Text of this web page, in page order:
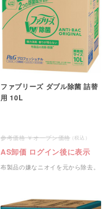
ファブリーズ ダブル除菌 詰替
用 10L
オープン価格
AS卸価 ログイン後に表示
布製品の嫌なニオイを元から除去。